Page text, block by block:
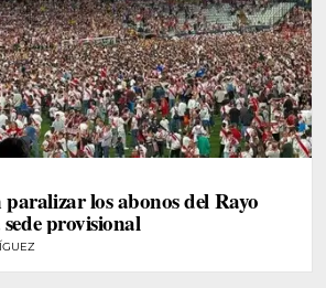
los abonos del Rayo
provisional